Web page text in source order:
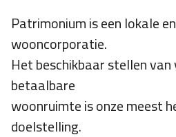
Patrimonium is een lokale
wooncorporatie.
Het beschikbaar stellen
betaalbare
woonruimte is onze meest
doelstelling.